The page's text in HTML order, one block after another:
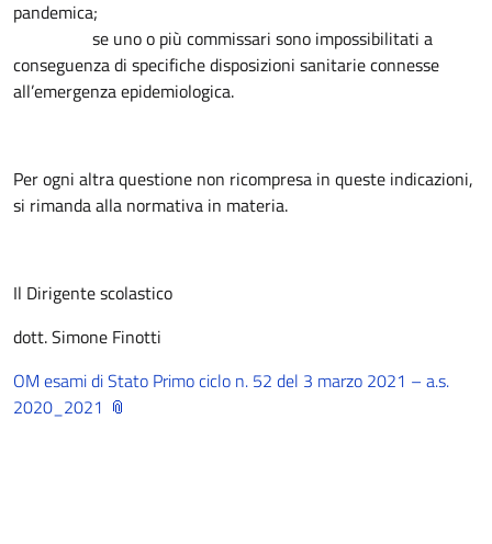
pandemica;
se uno o più commissari sono impossibilitati a
conseguenza di specifiche disposizioni sanitarie connesse
all’emergenza epidemiologica.
Per ogni altra questione non ricompresa in queste indicazioni,
si rimanda alla normativa in materia.
Il Dirigente scolastico
dott. Simone Finotti
OM esami di Stato Primo ciclo n. 52 del 3 marzo 2021 – a.s.
2020_2021